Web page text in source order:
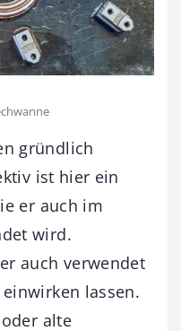
gründlich
ist hier ein
er auch im
wird.
auch verwendet
lassen.
alte